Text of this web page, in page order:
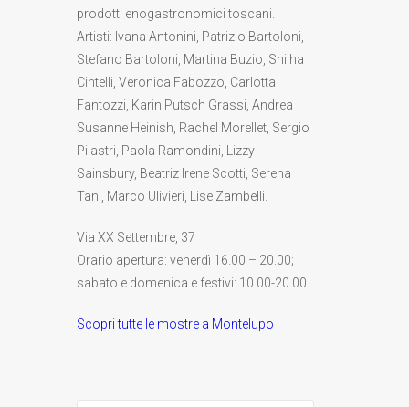
prodotti enogastronomici toscani.
Artisti: Ivana Antonini, Patrizio Bartoloni,
Stefano Bartoloni, Martina Buzio, Shilha
Cintelli, Veronica Fabozzo, Carlotta
Fantozzi, Karin Putsch Grassi, Andrea
Susanne Heinish, Rachel Morellet, Sergio
Pilastri, Paola Ramondini, Lizzy
Sainsbury, Beatriz Irene Scotti, Serena
Tani, Marco Ulivieri, Lise Zambelli.
Via XX Settembre, 37
Orario apertura: venerdì 16.00 – 20.00;
sabato e domenica e festivi: 10.00-20.00
Scopri tutte le mostre a Montelupo